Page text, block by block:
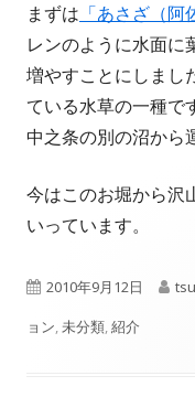
まずは 「あさざ（阿
レンのように水面に
増やすことにしまし
ている水草の一種で
中之条の別の沼から
今はこのお堀から沢
いっています。
公
開
2010年9月12日
作
ョン,未分類,紹介